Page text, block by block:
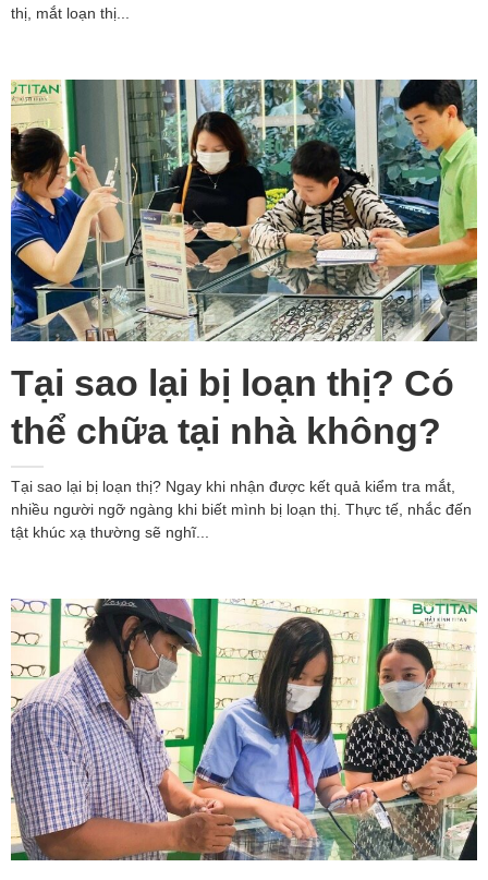
thị, mắt loạn thị...
Tại sao lại bị loạn thị? Có
thể chữa tại nhà không?
Tại sao lại bị loạn thị? Ngay khi nhận được kết quả kiểm tra mắt,
nhiều người ngỡ ngàng khi biết mình bị loạn thị. Thực tế, nhắc đến
tật khúc xạ thường sẽ nghĩ...